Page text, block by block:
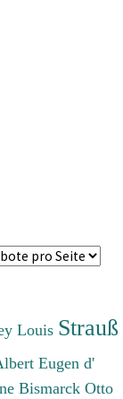
Louis Strauß
Eugen d'
Bismarck Otto